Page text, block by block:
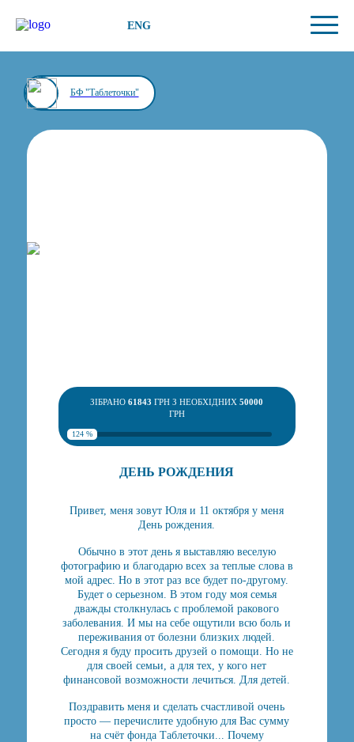
ENG
БФ "Таблеточки"
ЗІБРАНО61843 ГРН З НЕОБХІДНИХ50000
ГРН
124 %
ДЕНЬ РОЖДЕНИЯ
Привет, меня зовут Юля и 11 октября у меня
День рождения.
Обычно в этот день я выставляю веселую
фотографию и благодарю всех за теплые слова в
мой адрес. Но в этот раз все будет по-другому.
Будет о серьезном. В этом году моя семья
дважды столкнулась с проблемой ракового
заболевания. И мы на себе ощутили всю боль и
переживания от болезни близких людей.
Сегодня я буду просить друзей о помощи. Но не
для своей семьи, а для тех, у кого нет
финансовой возможности лечиться. Для детей.
Поздравить меня и сделать счастливой очень
просто — перечислите удобную для Вас сумму
на счёт фонда Таблеточки... Почему